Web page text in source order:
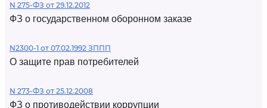
N 275-ФЗ от 29.12.2012
ФЗ о государственном оборонном заказе
N2300-1 от 07.02.1992 ЗППП
О защите прав потребителей
N 273-ФЗ от 25.12.2008
ФЗ о противодействии коррупции